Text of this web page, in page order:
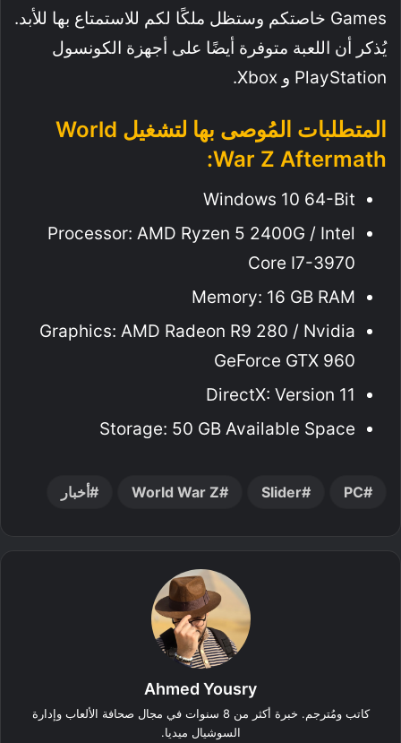
Games خاصتكم وستظل ملكًا لكم للاستمتاع بها للأبد.
يُذكر أن اللعبة متوفرة أيضًا على أجهزة الكونسول
PlayStation و Xbox.
المتطلبات المُوصى بها لتشغيل World
War Z Aftermath:
Windows 10 64-Bit
Processor: AMD Ryzen 5 2400G / Intel
Core I7-3970
Memory: 16 GB RAM
Graphics: AMD Radeon R9 280 / Nvidia
GeForce GTX 960
DirectX: Version 11
Storage: 50 GB Available Space
PC
Slider
World War Z أخبار
Ahmed Yousry
كاتب ومُترجم. خبرة أكثر من 8 سنوات في مجال صحافة الألعاب وإدارة
السوشيال ميديا.